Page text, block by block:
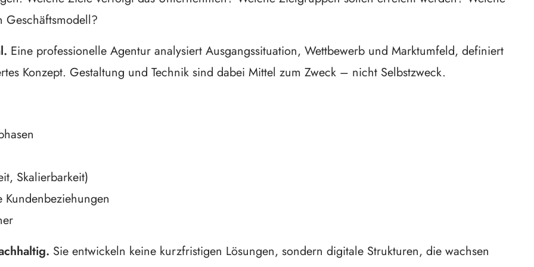
Geschäftsmodell?
Eine professionelle Agentur analysiert Ausgangssituation, Wettbewerb und Marktumfeld, definiert
Konzept. Gestaltung und Technik sind dabei Mittel zum Zweck – nicht Selbstzweck.
Skalierbarkeit)
Sie entwickeln keine kurzfristigen Lösungen, sondern digitale Strukturen, die wachsen